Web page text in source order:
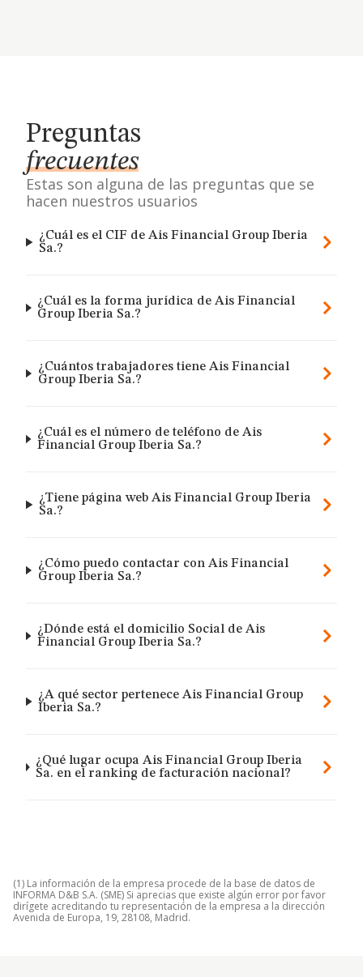
Preguntas
frecuentes
Estas son alguna de las preguntas que se
hacen nuestros usuarios
¿Cuál es el CIF de Ais Financial Group Iberia
Sa.?
¿Cuál es la forma jurídica de Ais Financial
Group Iberia Sa.?
¿Cuántos trabajadores tiene Ais Financial
Group Iberia Sa.?
¿Cuál es el número de teléfono de Ais
Financial Group Iberia Sa.?
¿Tiene página web Ais Financial Group Iberia
Sa.?
¿Cómo puedo contactar con Ais Financial
Group Iberia Sa.?
¿Dónde está el domicilio Social de Ais
Financial Group Iberia Sa.?
¿A qué sector pertenece Ais Financial Group
Iberia Sa.?
¿Qué lugar ocupa Ais Financial Group Iberia
Sa. en el ranking de facturación nacional?
(1) La información de la empresa procede de la base de datos de
INFORMA D&B S.A. (SME) Si aprecias que existe algún error por favor
dirígete acreditando tu representación de la empresa a la dirección
Avenida de Europa, 19, 28108, Madrid.